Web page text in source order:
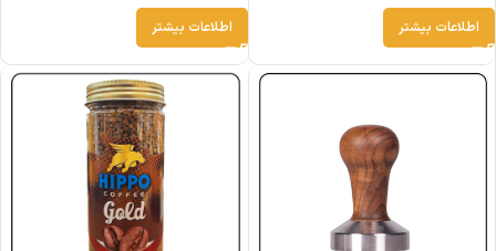
اطلاعات بیشتر اطلاعات بیشتر